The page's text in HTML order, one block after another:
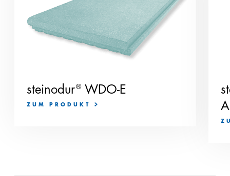
steinodur®WDO-E
ZUM PRODUKT